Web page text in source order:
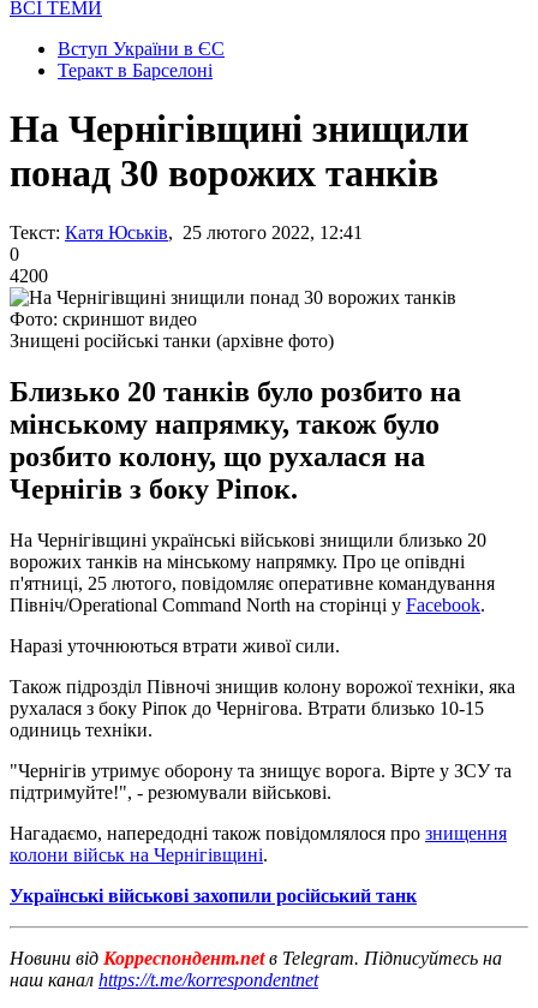
ВСІ ТЕМИ
Вступ України в ЄС
Теракт в Барселоні
На Чернігівщині знищили
понад 30 ворожих танків
Текст: Катя Юськів, 25 лютого 2022, 12:41
0
4200
Фото: скриншот видео
Знищені російські танки (архівне фото)
Близько 20 танків було розбито на
мінському напрямку, також було
розбито колону, що рухалася на
Чернігів з боку Ріпок.
На Чернігівщині українські військові знищили близько 20
ворожих танків на мінському напрямку. Про це опівдні
п'ятниці, 25 лютого, повідомляє оперативне командування
Північ/Operational Command North на сторінці у Facebook.
Наразі уточнюються втрати живої сили.
Також підрозділ Півночі знищив колону ворожої техніки, яка
рухалася з боку Ріпок до Чернігова. Втрати близько 10-15
одиниць техніки.
"Чернігів утримує оборону та знищує ворога. Вірте у ЗСУ та
підтримуйте!", - резюмували військові.
Нагадаємо, напередодні також повідомлялося про знищення
колони військ на Чернігівщині.
Українські військові захопили російський танк
Новини від Корреспондент.netв Telegram. Підписуйтесь на
наш канал https://t.me/korrespondentnet